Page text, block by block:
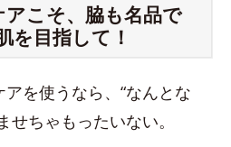
こそ、脇も名品で
を目指して！
を使うなら、“なんとな
せちゃもったいない。